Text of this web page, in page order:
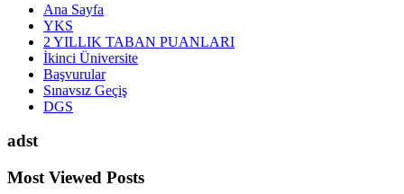
Ana Sayfa
YKS
2 YILLIK TABAN PUANLARI
İkinci Üniversite
Başvurular
Sınavsız Geçiş
DGS
adst
Most Viewed Posts